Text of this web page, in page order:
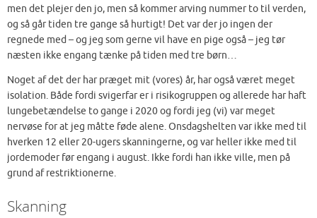
men det plejer den jo, men så kommer arving nummer to til verden,
og så går tiden tre gange så hurtigt! Det var der jo ingen der
regnede med – og jeg som gerne vil have en pige også – jeg tør
næsten ikke engang tænke på tiden med tre børn…
Noget af det der har præget mit (vores) år, har også været meget
isolation. Både fordi svigerfar er i risikogruppen og allerede har haft
lungebetændelse to gange i 2020 og fordi jeg (vi) var meget
nervøse for at jeg måtte føde alene. Onsdagshelten var ikke med til
hverken 12 eller 20-ugers skanningerne, og var heller ikke med til
jordemoder før engang i august. Ikke fordi han ikke ville, men på
grund af restriktionerne.
Skanning